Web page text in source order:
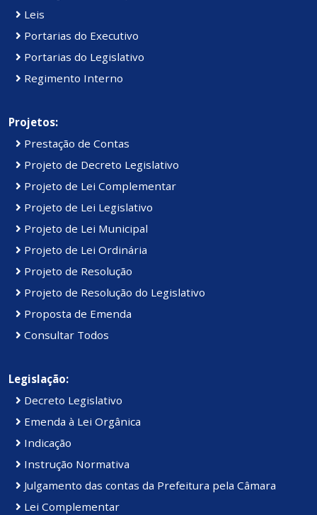
Leis
Portarias do Executivo
Portarias do Legislativo
Regimento Interno
Projetos:
Prestação de Contas
Projeto de Decreto Legislativo
Projeto de Lei Complementar
Projeto de Lei Legislativo
Projeto de Lei Municipal
Projeto de Lei Ordinária
Projeto de Resolução
Projeto de Resolução do Legislativo
Proposta de Emenda
Consultar Todos
Legislação:
Decreto Legislativo
Emenda à Lei Orgânica
Indicação
Instrução Normativa
Julgamento das contas da Prefeitura pela Câmara
Lei Complementar